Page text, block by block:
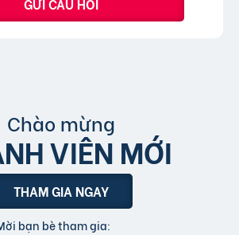
GỬI CÂU HỎI
Chào mừng
VIÊN MỚI
THAM GIA NGAY
bạn bè tham gia: